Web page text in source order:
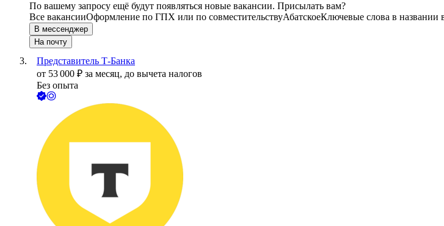
По вашему запросу ещё будут появляться новые вакансии. Присылать вам?
Все вакансииОформление по ГПХ или по совместительствуАбатскоеКлючевые слова в названии
В мессенджер
На почту
Представитель Т-Банка
от 53 000 ₽ за месяц, до вычета налогов
Без опыта